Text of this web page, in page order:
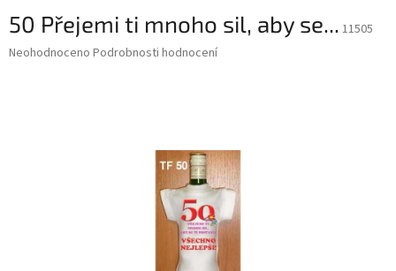
50 Přejemi ti mnoho sil, aby se... 11505
Průměrné
Neohodnoceno Podrobnosti hodnocení